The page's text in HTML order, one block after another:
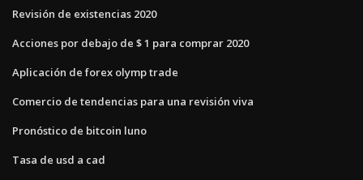
Revisión de existencias 2020
Acciones por debajo de $ 1 para comprar 2020
Aplicación de forex olymp trade
Comercio de tendencias para una revisión viva
Pronóstico de bitcoin luno
Tasa de usd a cad